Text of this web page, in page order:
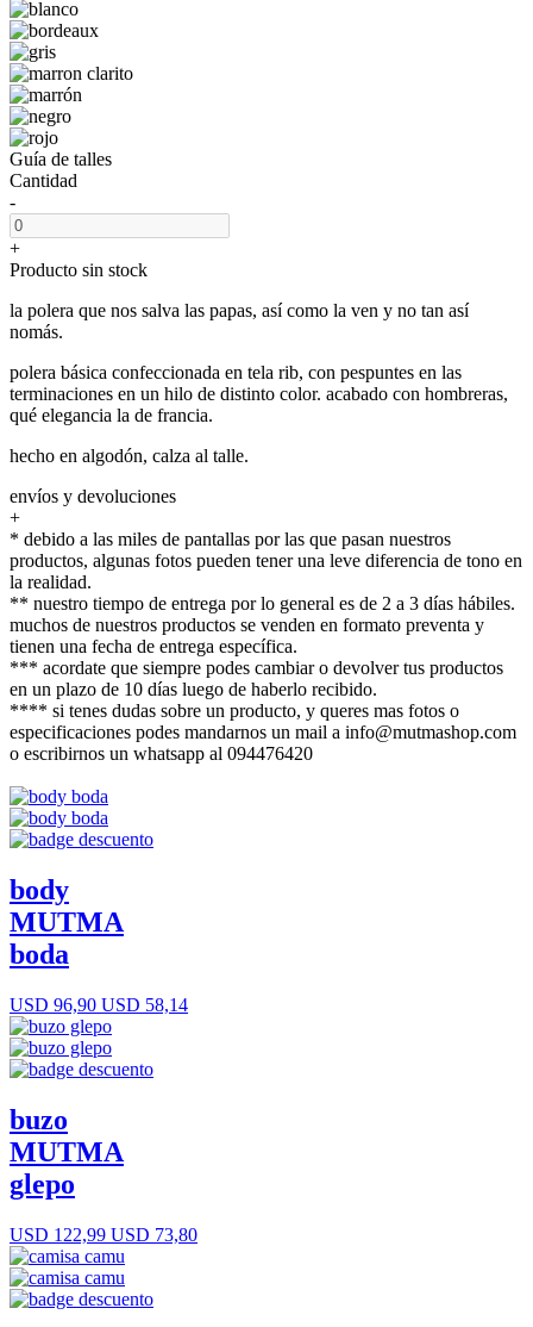
Guía de talles
Cantidad
-
+
Producto sin stock
la polera que nos salva las papas, así como la ven y no tan así
nomás.
polera básica confeccionada en tela rib, con pespuntes en las
terminaciones en un hilo de distinto color. acabado con hombreras,
qué elegancia la de francia.
hecho en algodón, calza al talle.
envíos y devoluciones
+
* debido a las miles de pantallas por las que pasan nuestros
productos, algunas fotos pueden tener una leve diferencia de tono en
la realidad.
** nuestro tiempo de entrega por lo general es de 2 a 3 días hábiles.
muchos de nuestros productos se venden en formato preventa y
tienen una fecha de entrega específica.
*** acordate que siempre podes cambiar o devolver tus productos
en un plazo de 10 días luego de haberlo recibido.
**** si tenes dudas sobre un producto, y queres mas fotos o
especificaciones podes mandarnos un mail a info@mutmashop.com
o escribirnos un whatsapp al 094476420
body
MUTMA
boda
USD 96,90 USD 58,14
buzo
MUTMA
glepo
USD 122,99 USD 73,80